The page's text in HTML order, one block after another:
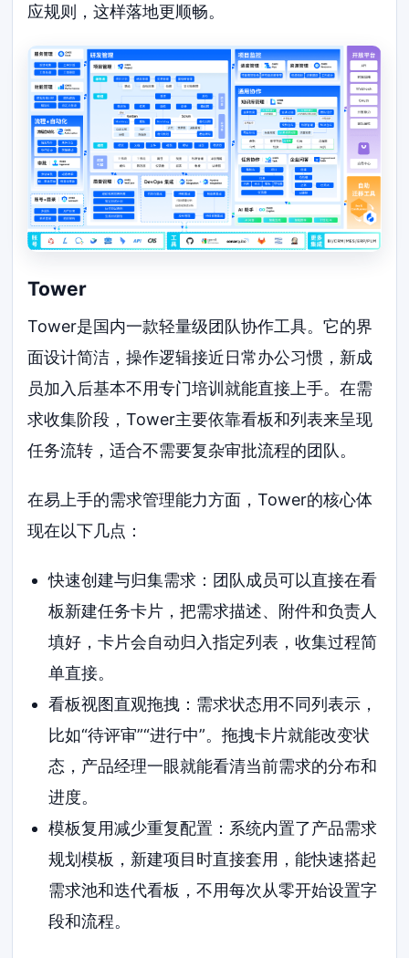
应规则，这样落地更顺畅。
Tower
Tower是国内一款轻量级团队协作工具。它的界
面设计简洁，操作逻辑接近日常办公习惯，新成
员加入后基本不用专门培训就能直接上手。在需
求收集阶段，Tower主要依靠看板和列表来呈现
任务流转，适合不需要复杂审批流程的团队。
在易上手的需求管理能力方面，Tower的核心体
现在以下几点：
快速创建与归集需求：团队成员可以直接在看
板新建任务卡片，把需求描述、附件和负责人
填好，卡片会自动归入指定列表，收集过程简
单直接。
看板视图直观拖拽：需求状态用不同列表示，
比如“待评审”“进行中”。拖拽卡片就能改变状
态，产品经理一眼就能看清当前需求的分布和
进度。
模板复用减少重复配置：系统内置了产品需求
规划模板，新建项目时直接套用，能快速搭起
需求池和迭代看板，不用每次从零开始设置字
段和流程。